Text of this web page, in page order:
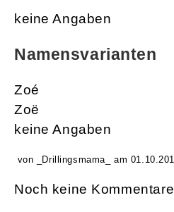
keine Angaben
Namensvarianten
Zoé
Zoë
keine Angaben
von _Drillingsmama_ am
Noch keine